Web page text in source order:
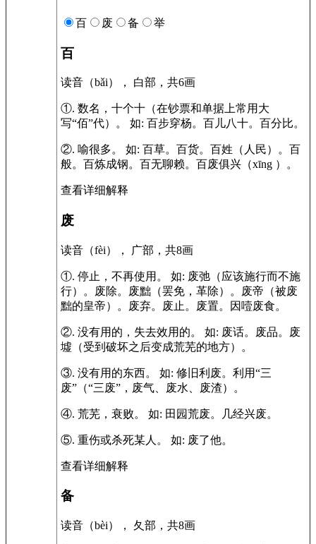
百 废 备 举
百
读音（bǎi）， 白部，共6画
①. 数名，十个十（在钞票和单据上常用大
写“佰”代）。 如: 百步穿杨。百儿八十。百分比。
②. 喻很多。 如: 百草。百货。百姓（人民）。百
般。百炼成钢。百无聊赖。百废俱兴（xīng ）。
查看详细解释
废
读音（fèi）， 广部，共8画
①. 停止，不再使用。 如: 废弛（应该施行而不施
行）。废除。废黜（罢免，革除）。废帝（被废
黜的皇帝）。废弃。废止。废置。因噎废食。
②. 没有用的，失去效用的。 如: 废话。废品。废
墟（受到破坏之后变成荒芜的地方）。
③. 没有用的东西。 如: 修旧利废。利用“三
废”（“三废”，废气、废水、废渣）。
④. 荒芜，衰败。 如: 田园荒废。几经兴废。
⑤. 重伤或杀死某人。 如: 废了他。
查看详细解释
备
读音（bèi）， 夂部，共8画